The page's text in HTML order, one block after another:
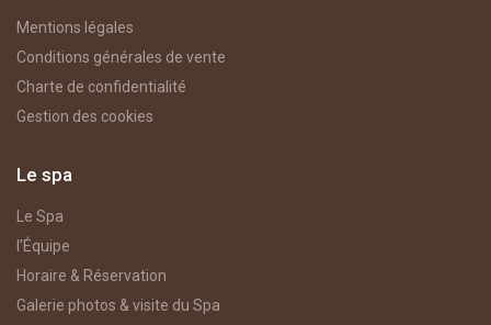
Mentions légales
Conditions générales de vente
Charte de confidentialité
Gestion des cookies
Le spa
Le Spa
l'Équipe
Horaire & Réservation
Galerie photos & visite du Spa